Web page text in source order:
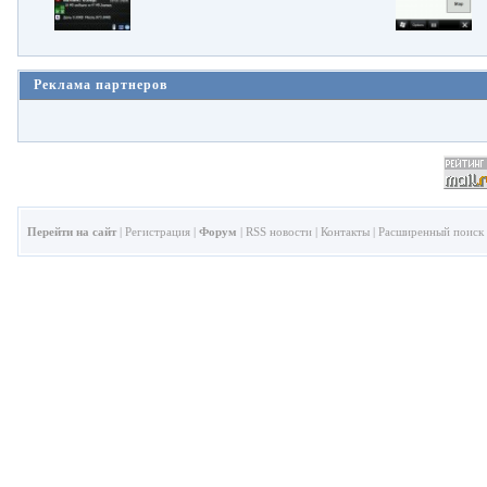
Реклама партнеров
Перейти на сайт | Регистрация | Форум | RSS новости | Контакты | Расширенный поиск